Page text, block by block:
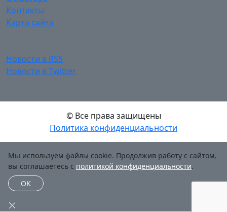
Контакты
Карта сайта
Новости в RSS
Новости в Twitter
© Все права защищены
Политика конфиденциальности
Мы используем файлы cookie. Продолжив работу с сайтом,
вы соглашаетесь с политикой конфиденциальности.
OK